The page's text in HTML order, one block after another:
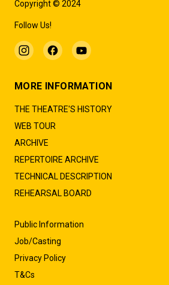
Copyright © 2024
Follow Us!
MORE INFORMATION
THE THEATRE'S HISTORY
WEB TOUR
ARCHIVE
REPERTOIRE ARCHIVE
TECHNICAL DESCRIPTION
REHEARSAL BOARD
Public Information
Job/Casting
Privacy Policy
T&Cs